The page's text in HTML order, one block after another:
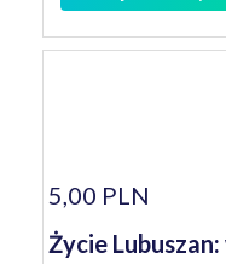
5,00 PLN
Życie